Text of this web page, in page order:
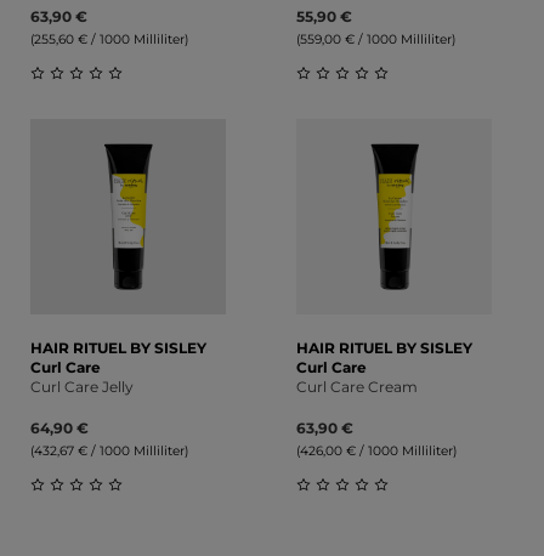
63,90 €
(255,60 € / 1000 Milliliter)
55,90 €
(559,00 € / 1000 Milliliter)
HAIR RITUEL BY SISLEY
Curl Care
Curl Care Jelly
64,90 €
(432,67 € / 1000 Milliliter)
HAIR RITUEL BY SISLEY
Curl Care
Curl Care Cream
63,90 €
(426,00 € / 1000 Milliliter)